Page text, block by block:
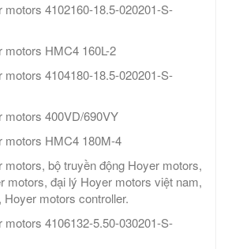
4102160-18.5-020201-S-
HMC4 160L-2
4104180-18.5-020201-S-
400VD/690VY
HMC4 180M-4
bộ truyền động Hoyer motors,
motors, đại lý Hoyer motors việt nam,
motors controller.
4106132-5.50-030201-S-